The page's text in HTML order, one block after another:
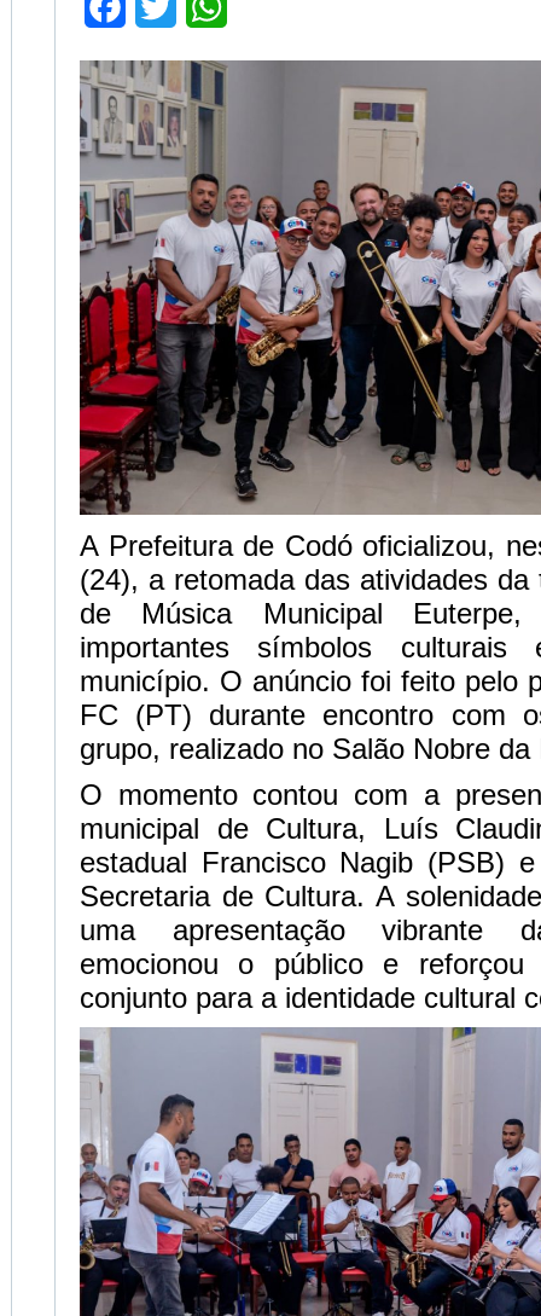
Facebook
Twitter
A Prefeitura de Codó oficializou,
(24), a retomada das atividades da
de Música Municipal
importantes símbolos
município. O anúncio foi feito pelo
FC (PT) durante encontro com
grupo, realizado no Salão Nobre da
O momento contou com a
municipal de Cultura, Luís
estadual Francisco Nagib (PSB)
Secretaria de Cultura. A
uma apresentação vibrante
emocionou o público e
conjunto para a identidade cultural